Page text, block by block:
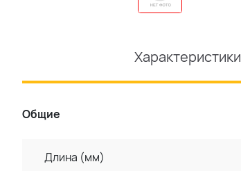
Характеристики
Общие
Длина (мм)